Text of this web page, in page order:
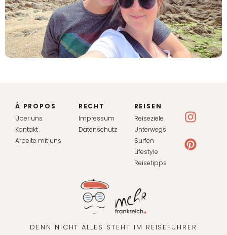
À PROPOS
Über uns
Kontakt
Arbeite mit uns
RECHT
Impressum
Datenschutz
REISEN
Reiseziele
Unterwegs
Surfen
Lifestyle
Reisetipps
DENN NICHT ALLES STEHT IM REISEFÜHRER